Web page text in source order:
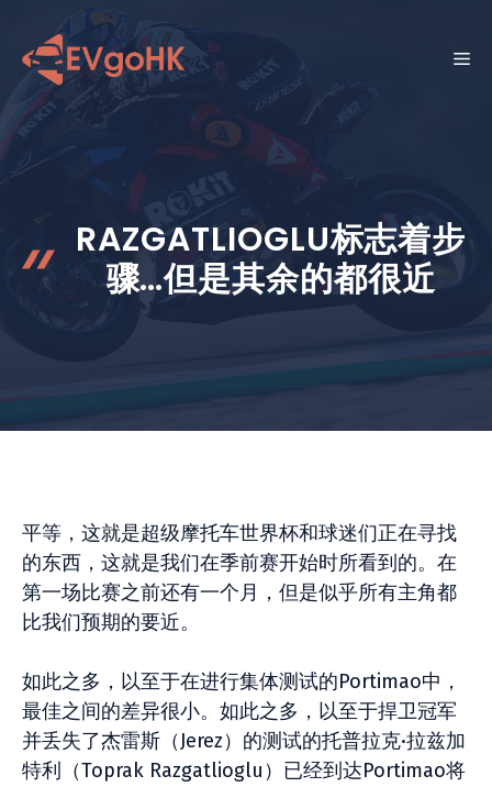
菜
RAZGATLIOGLU标志着步
骤…但是其余的都很近
平等，这就是超级摩托车世界杯和球迷们正在寻找
的东西，这就是我们在季前赛开始时所看到的。在
第一场比赛之前还有一个月，但是似乎所有主角都
比我们预期的要近。
如此之多，以至于在进行集体测试的Portimao中，
最佳之间的差异很小。如此之多，以至于捍卫冠军
并丢失了杰雷斯（Jerez）的测试的托普拉克·拉兹加
特利（Toprak Razgatlioglu）已经到达Portimao将